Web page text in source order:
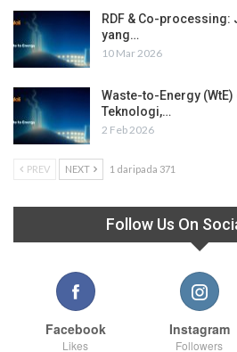
RDF & Co-
yang…
10 Mar 2026
Waste-to-Energy
Teknologi,…
2 Feb 2026
PREV NEXT 1 daripada 371
Follow Us On
Facebook
Likes
Instagram
Followers